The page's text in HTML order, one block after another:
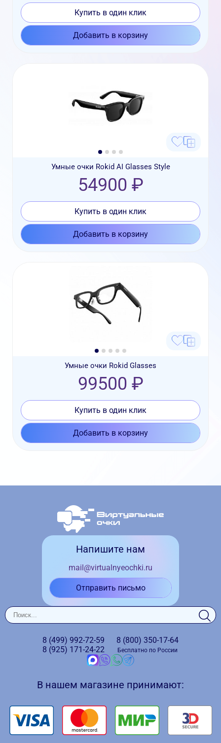
Купить в один клик
Добавить в корзину
Умные очки Rokid AI Glasses Style
54900 ₽
Купить в один клик
Добавить в корзину
Умные очки Rokid Glasses
99500 ₽
Купить в один клик
Добавить в корзину
Напишите нам
mail@virtualnyeochki.ru
Отправить письмо
8 (499) 992-72-59
8 (925) 171-24-22
8 (800) 350-17-64
Бесплатно по России
В нашем магазине принимают: